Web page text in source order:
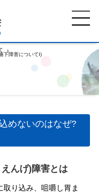
下障害についてI)
めないのはなぜ?
んげ)障害とは
取り込み、咀嚼し胃ま
科医師会について
当番医
豆知識
腔保健センター